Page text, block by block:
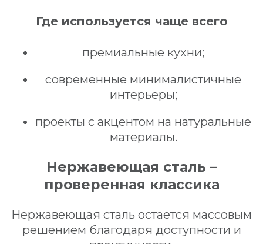
Где используется чаще всего
премиальные кухни;
современные минималистичные
интерьеры;
проекты с акцентом на натуральные
материалы.
Нержавеющая сталь –
проверенная классика
Нержавеющая сталь остается массовым
решением благодаря доступности и